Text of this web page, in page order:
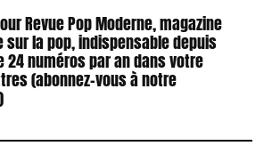
Revue Pop Moderne, magazine
sur la pop, indispensable depuis
24 numéros par an dans votre
(abonnez-vous à notre